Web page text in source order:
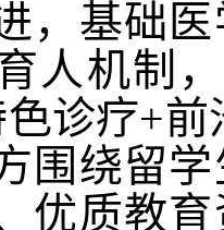
，基础
人机制
诊疗+
围绕留
优质教